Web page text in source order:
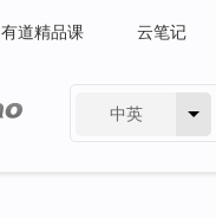
有道精品课 云笔记
中英